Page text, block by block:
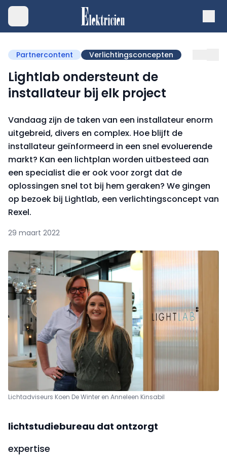
Partnercontent Verlichtingsconcepten
Lightlab ondersteunt de
installateur bij elk project
Vandaag zijn de taken van een installateur enorm
uitgebreid, divers en complex. Hoe blijft de
installateur geïnformeerd in een snel evoluerende
markt? Kan een lichtplan worden uitbesteed aan
een specialist die er ook voor zorgt dat de
oplossingen snel tot bij hem geraken? We gingen
op bezoek bij Lightlab, een verlichtingsconcept van
Rexel.
29 maart 2022
Lichtadviseurs Koen De Winter en Anneleen Kinsabil
lichtstudiebureau dat ontzorgt
expertise